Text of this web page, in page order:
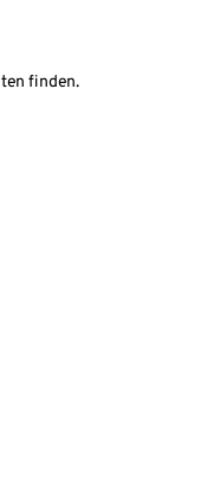
finden.